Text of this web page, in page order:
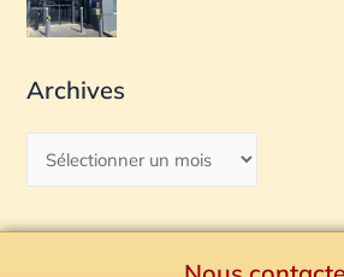
Archives